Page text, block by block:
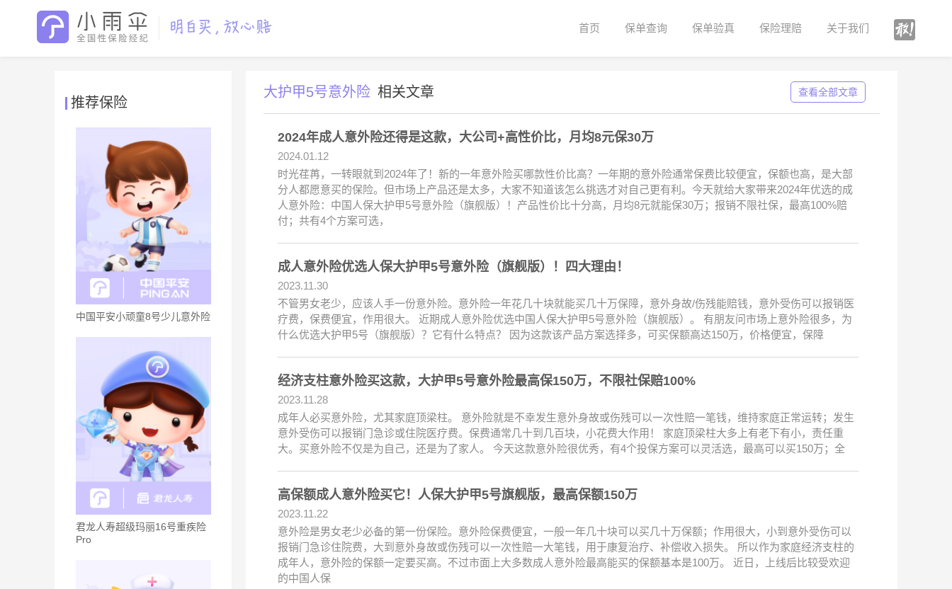
首页 保单查询 保单验真 保险理赔 关于我们
推荐保险
中国平安小顽童8号少儿意外险
君龙人寿超级玛丽16号重疾险
Pro
大护甲5号意外险 相关文章 查看全部文章
2024年成人意外险还得是这款，大公司+高性价比，月均8元保30万
2024.01.12
时光荏苒，一转眼就到2024年了！新的一年意外险买哪款性价比高？一年期的意外险通常保费比较便宜，保额也高，是大部
分人都愿意买的保险。但市场上产品还是太多，大家不知道该怎么挑选才对自己更有利。今天就给大家带来2024年优选的成
人意外险：中国人保大护甲5号意外险（旗舰版）！产品性价比十分高，月均8元就能保30万；报销不限社保，最高100%赔
付；共有4个方案可选，
成人意外险优选人保大护甲5号意外险（旗舰版）！四大理由！
2023.11.30
不管男女老少，应该人手一份意外险。意外险一年花几十块就能买几十万保障，意外身故/伤残能赔钱，意外受伤可以报销医
疗费，保费便宜，作用很大。 近期成人意外险优选中国人保大护甲5号意外险（旗舰版）。 有朋友问市场上意外险很多，为
什么优选大护甲5号（旗舰版）？它有什么特点？ 因为这款该产品方案选择多，可买保额高达150万，价格便宜，保障
经济支柱意外险买这款，大护甲5号意外险最高保150万，不限社保赔100%
2023.11.28
成年人必买意外险，尤其家庭顶梁柱。 意外险就是不幸发生意外身故或伤残可以一次性赔一笔钱，维持家庭正常运转；发生
意外受伤可以报销门急诊或住院医疗费。保费通常几十到几百块，小花费大作用！ 家庭顶梁柱大多上有老下有小，责任重
大。买意外险不仅是为自己，还是为了家人。 今天这款意外险很优秀，有4个投保方案可以灵活选，最高可以买150万；全
高保额成人意外险买它！人保大护甲5号旗舰版，最高保额150万
2023.11.22
意外险是男女老少必备的第一份保险。意外险保费便宜，一般一年几十块可以买几十万保额；作用很大，小到意外受伤可以
报销门急诊住院费，大到意外身故或伤残可以一次性赔一大笔钱，用于康复治疗、补偿收入损失。 所以作为家庭经济支柱的
成年人，意外险的保额一定要买高。不过市面上大多数成人意外险最高能买的保额基本是100万。 近日，上线后比较受欢迎
的中国人保